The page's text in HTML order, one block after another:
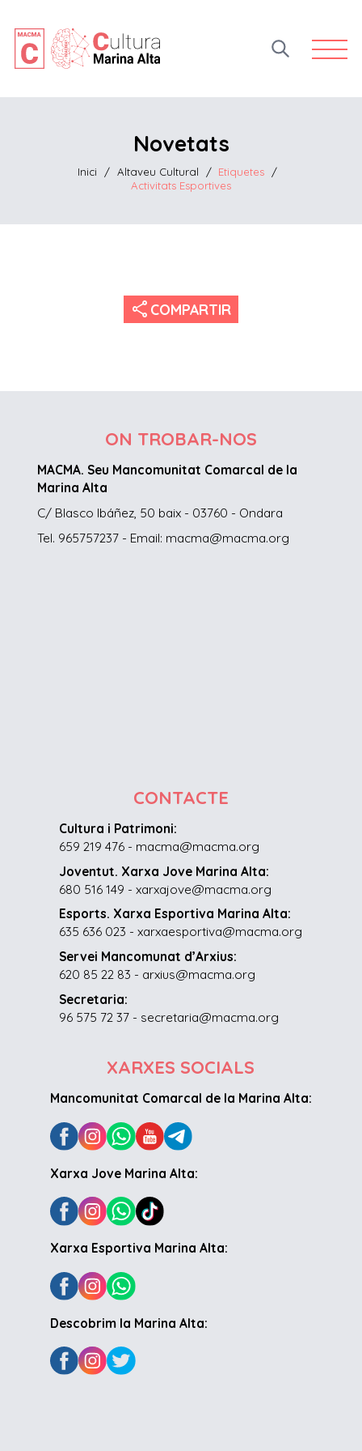
Open
Novetats
Inici / Altaveu Cultural / Etiquetes
/
Activitats Esportives
share COMPARTIR
ON TROBAR-NOS
MACMA. Seu Mancomunitat Comarcal de la
Marina Alta
C/ Blasco Ibáñez, 50 baix - 03760 - Ondara
Tel. 965757237 - Email: macma@macma.org
CONTACTE
Cultura i Patrimoni:
659 219 476 - macma@macma.org
Joventut. Xarxa Jove Marina Alta:
680 516 149 - xarxajove@macma.org
Esports. Xarxa Esportiva Marina Alta:
635 636 023 - xarxaesportiva@macma.org
Servei Mancomunat d’Arxius:
620 85 22 83 - arxius@macma.org
Secretaria:
96 575 72 37 - secretaria@macma.org
XARXES SOCIALS
Mancomunitat Comarcal de la Marina Alta:
Xarxa Jove Marina Alta:
Xarxa Esportiva Marina Alta:
Descobrim la Marina Alta: